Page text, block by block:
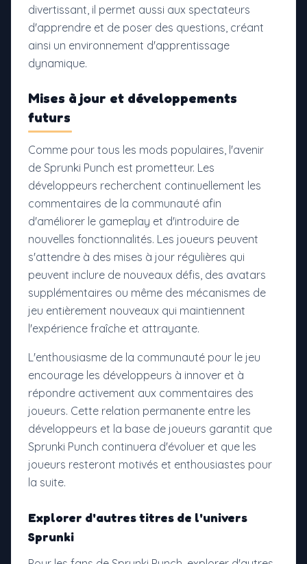
divertissant, il permet aussi aux spectateurs
d'apprendre et de poser des questions, créant
ainsi un environnement d'apprentissage
dynamique.
Mises à jour et développements
futurs
Comme pour tous les mods populaires, l'avenir
de Sprunki Punch est prometteur. Les
développeurs recherchent continuellement les
commentaires de la communauté afin
d'améliorer le gameplay et d'introduire de
nouvelles fonctionnalités. Les joueurs peuvent
s'attendre à des mises à jour régulières qui
peuvent inclure de nouveaux défis, des avatars
supplémentaires ou même des mécanismes de
jeu entièrement nouveaux qui maintiennent
l'expérience fraîche et attrayante.
L'enthousiasme de la communauté pour le jeu
encourage les développeurs à innover et à
répondre activement aux commentaires des
joueurs. Cette relation permanente entre les
développeurs et la base de joueurs garantit que
Sprunki Punch continuera d'évoluer et que les
joueurs resteront motivés et enthousiastes pour
la suite.
Explorer d'autres titres de l'univers
Sprunki